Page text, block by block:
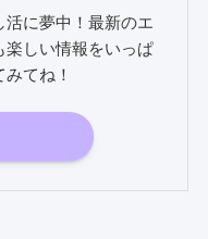
活に夢中！最新のエ
楽しい情報をいっぱ
てね！